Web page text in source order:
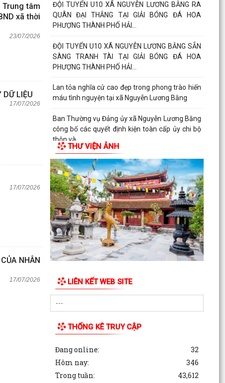
Trung tâm
xã thời
23/07/2026
DỮ LIỆU
17/07/2026
17/07/2026
NHÂN
17/07/2026
ĐỘI TUYỂN U10 XÃ NGUYỄN LƯƠNG BẰNG RA
QUÂN ĐẠI THẮNG TẠI GIẢI BÓNG ĐÁ HOA
PHƯỢNG THÀNH PHỐ HẢI...
ĐỘI TUYỂN U10 XÃ NGUYỄN LƯƠNG BẰNG SẴN
SÀNG TRANH TÀI TẠI GIẢI BÓNG ĐÁ HOA
PHƯỢNG THÀNH PHỐ HẢI...
Lan tỏa nghĩa cử cao đẹp trong phong trào hiến
máu tình nguyện tại xã Nguyễn Lương Bằng
Ban Thường vụ Đảng ủy xã Nguyễn Lương Bằng
công bố các quyết định kiện toàn cấp ủy chi bộ
thôn và...
BAN CHỈ HUY QUÂN SỰ XÃ NGUYỄN LƯƠNG
BẰNG TỔ CHỨC HỘI NGHỊ TRAO TẶNG HUÂN
CHƯƠNG CHIẾN CÔNG HẠNG BA...
THƯ VIỆN ẢNH
LIÊN KẾT WEB SITE
THỐNG KÊ TRUY CẬP
Đang online:
32
Hôm nay:
346
Trong tuần:
43,612